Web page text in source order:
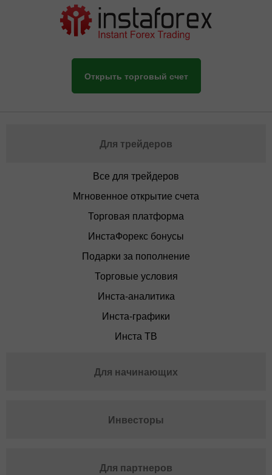
Открыть торговый счет
Для трейдеров
Все для трейдеров
Мгновенное открытие счета
Торговая платформа
ИнстаФорекс бонусы
Подарки за пополнение
Торговые условия
Инста-аналитика
Инста-графики
Инста ТВ
Для начинающих
Инвесторы
Для партнеров